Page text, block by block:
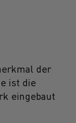
der
ist die
eingebaut